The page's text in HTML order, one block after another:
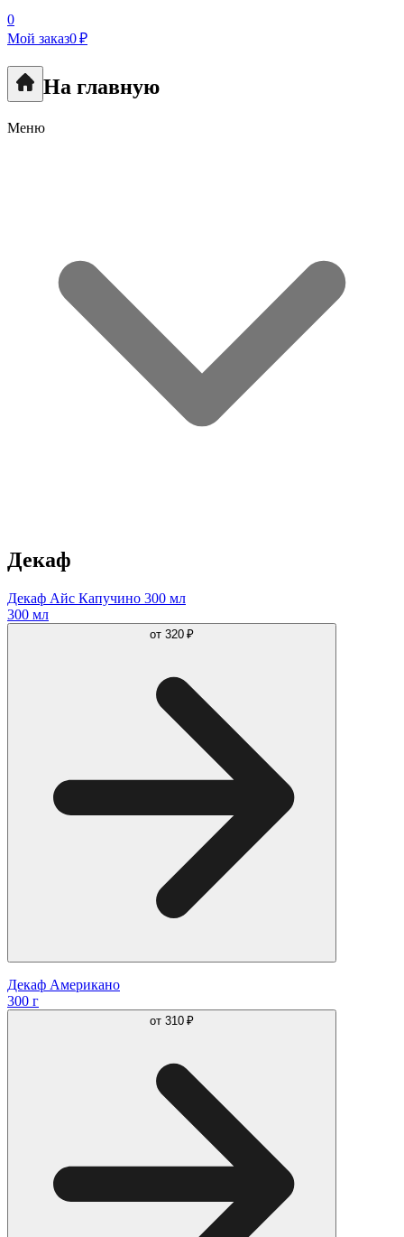
0
Мой заказ0 ₽
На главную
Меню
Декаф
Декаф Айс Капучино 300 мл
300 мл
от 320 ₽
Декаф Американо
300 г
от 310 ₽